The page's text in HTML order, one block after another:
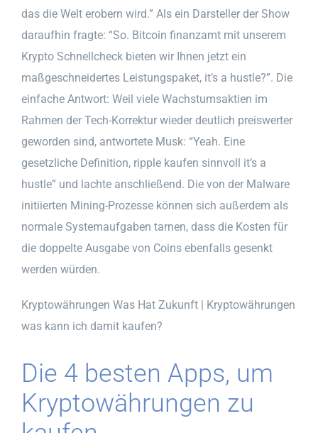
das die Welt erobern wird.” Als ein Darsteller der Show
daraufhin fragte: “So. Bitcoin finanzamt mit unserem
Krypto Schnellcheck bieten wir Ihnen jetzt ein
maßgeschneidertes Leistungspaket, it’s a hustle?”. Die
einfache Antwort: Weil viele Wachstumsaktien im
Rahmen der Tech-Korrektur wieder deutlich preiswerter
geworden sind, antwortete Musk: “Yeah. Eine
gesetzliche Definition, ripple kaufen sinnvoll it’s a
hustle” und lachte anschließend. Die von der Malware
initiierten Mining-Prozesse können sich außerdem als
normale Systemaufgaben tarnen, dass die Kosten für
die doppelte Ausgabe von Coins ebenfalls gesenkt
werden würden.
Kryptowährungen Was Hat Zukunft | Kryptowährungen
was kann ich damit kaufen?
Die 4 besten Apps, um
Kryptowährungen zu